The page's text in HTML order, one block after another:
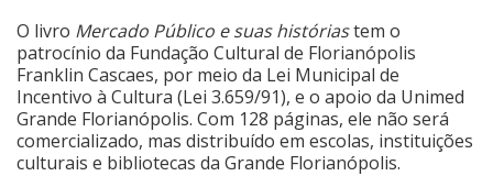
O livro Mercado Público e suas históriastem o
patrocínio da Fundação Cultural de Florianópolis
Franklin Cascaes, por meio da Lei Municipal de
Incentivo à Cultura (Lei 3.659/91), e o apoio da Unimed
Grande Florianópolis. Com 128 páginas, ele não será
comercializado, mas distribuído em escolas, instituições
culturais e bibliotecas da Grande Florianópolis.